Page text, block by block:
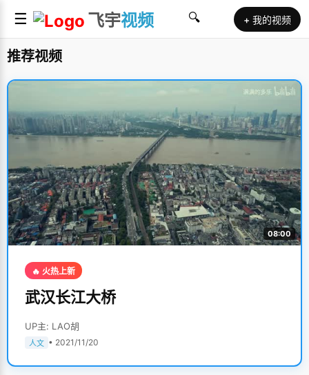
☰ 飞宇视频 🔍 + 我的视频
推荐视频
08:00
🔥 火热上新
武汉长江大桥
UP主: LAO胡
人文 • 2021/11/20